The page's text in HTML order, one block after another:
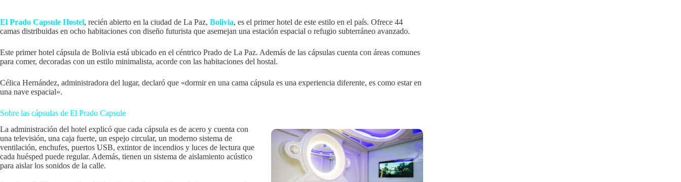
El Prado Capsule Hostel, recién abierto en la ciudad de La Paz, Bolivia, es el primer hotel de este estilo en el país. Ofrece 44
camas distribuidas en ocho habitaciones con diseño futurista que asemejan una estación espacial o refugio subterráneo avanzado.
Este primer hotel cápsula de Bolivia está ubicado en el céntrico Prado de La Paz. Además de las cápsulas cuenta con áreas comunes
para comer, decoradas con un estilo minimalista, acorde con las habitaciones del hostal.
Célica Hernández, administradora del lugar, declaró que «dormir en una cama cápsula es una experiencia diferente, es como estar en
una nave espacial».
Sobre las cápsulas de El Prado Capsule
La administración del hotel explicó que cada cápsula es de acero y cuenta con
una televisión, una caja fuerte, un espejo circular, un moderno sistema de
ventilación, enchufes, puertos USB, extintor de incendios y luces de lectura que
cada huésped puede regular. Además, tienen un sistema de aislamiento acústico
para aislar los sonidos de la calle.